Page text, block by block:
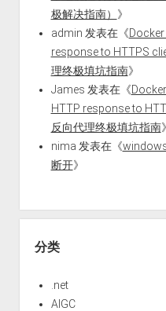
极解决指南） 》
admin 发表在《
response to HTTPS
理终极填坑指南》
James 发表在《
HTTP response to
反向代理终极填坑指南》
nima 发表在《
断开》
分类
.net
AIGC